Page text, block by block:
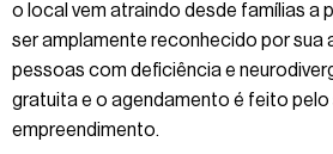
o local vem atraindo desde famílias a
ser amplamente reconhecido por sua
pessoas com deficiência e
gratuita e o agendamento é feito
empreendimento.